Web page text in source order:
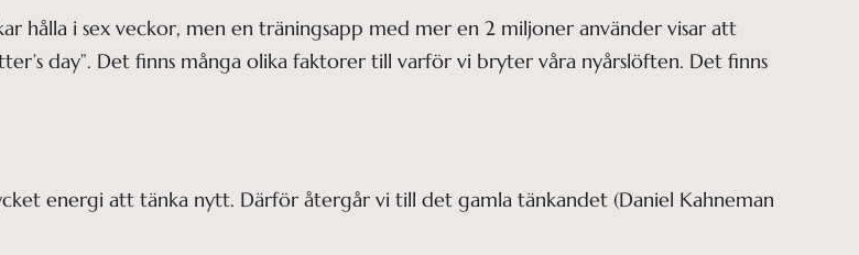
hålla i sex veckor, men en träningsapp med mer en 2 miljoner använder visar att
day”. Det finns många olika faktorer till varför vi bryter våra nyårslöften. Det finns
energi att tänka nytt. Därför återgår vi till det gamla tänkandet (Daniel Kahneman